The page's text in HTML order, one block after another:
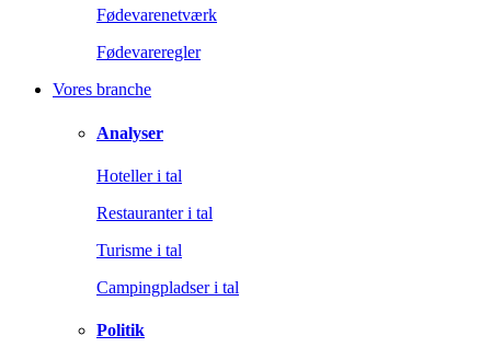
Fødevarenetværk
Fødevareregler
Vores branche
Analyser
Hoteller i tal
Restauranter i tal
Turisme i tal
Campingpladser i tal
Politik